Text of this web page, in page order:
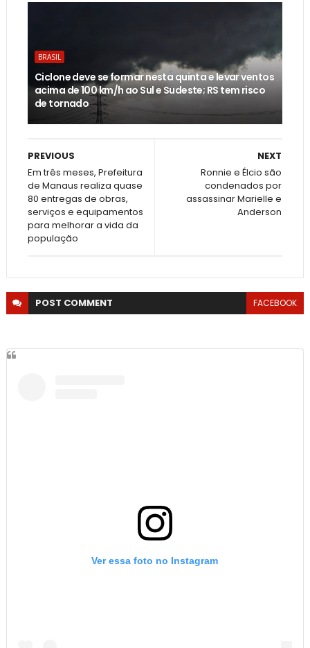
BRASIL
Ciclone deve se formar nesta quinta e levar ventos
acima de 100 km/h ao Sul e Sudeste; RS tem risco
de tornado
NEXT
Ronnie e Élcio são
condenados por
assassinar Marielle e
Anderson
PREVIOUS
Em três meses, Prefeitura
de Manaus realiza quase
80 entregas de obras,
serviços e equipamentos
para melhorar a vida da
população
POST COMMENT FACEBOOK
Ver essa foto no Instagram